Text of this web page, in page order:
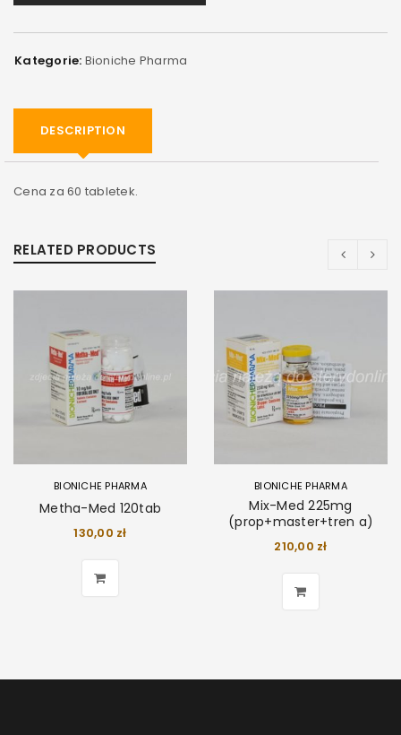
Kategorie: Bioniche Pharma
DESCRIPTION
Cena za 60 tabletek.
RELATED PRODUCTS
BIONICHE PHARMA
Metha-Med 120tab
130,00 zł
BIONICHE PHARMA
Mix-Med 225mg
(prop+master+tren a)
210,00 zł